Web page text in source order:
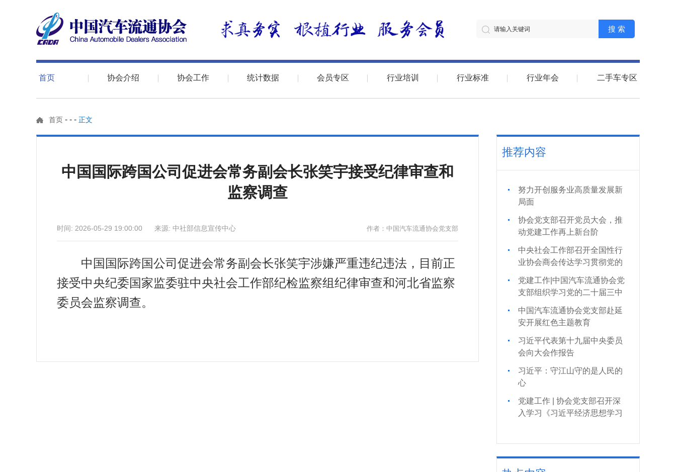
搜 索
首页 协会介绍 协会工作 统计数据 会员专区 行业培训 行业标准 行业年会 二手车专区
首页 - - - 正文
中国国际跨国公司促进会常务副会长张笑宇接受纪律审查和
监察调查
时间: 2026-05-29 19:00:00 来源: 中社部信息宣传中心 作者：中国汽车流通协会党支部
中国国际跨国公司促进会常务副会长张笑宇涉嫌严重违纪违法，目前正
接受中央纪委国家监委驻中央社会工作部纪检监察组纪律审查和河北省监察
委员会监察调查。
推荐内容
努力开创服务业高质量发展新
局面
协会党支部召开党员大会，推
动党建工作再上新台阶
中央社会工作部召开全国性行
业协会商会传达学习贯彻党的
二十届三中全会精神会议
党建工作|中国汽车流通协会党
支部组织学习党的二十届三中
全会精神
中国汽车流通协会党支部赴延
安开展红色主题教育
习近平代表第十九届中央委员
会向大会作报告
习近平：守江山守的是人民的
心
党建工作 | 协会党支部召开深
入学习《习近平经济思想学习